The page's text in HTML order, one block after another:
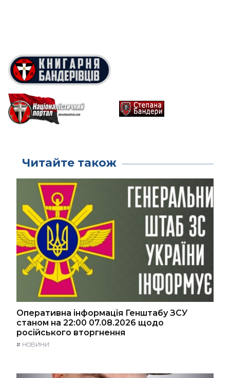
Читайте також
Оперативна інформація Генштабу ЗСУ
станом на 22:00 07.08.2026 щодо
російського вторгнення
# НОВИНИ